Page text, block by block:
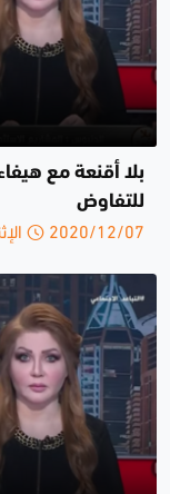
بلا أقنعة مع
للتفاوض
2020/12/07 الإثنين 12:06 م